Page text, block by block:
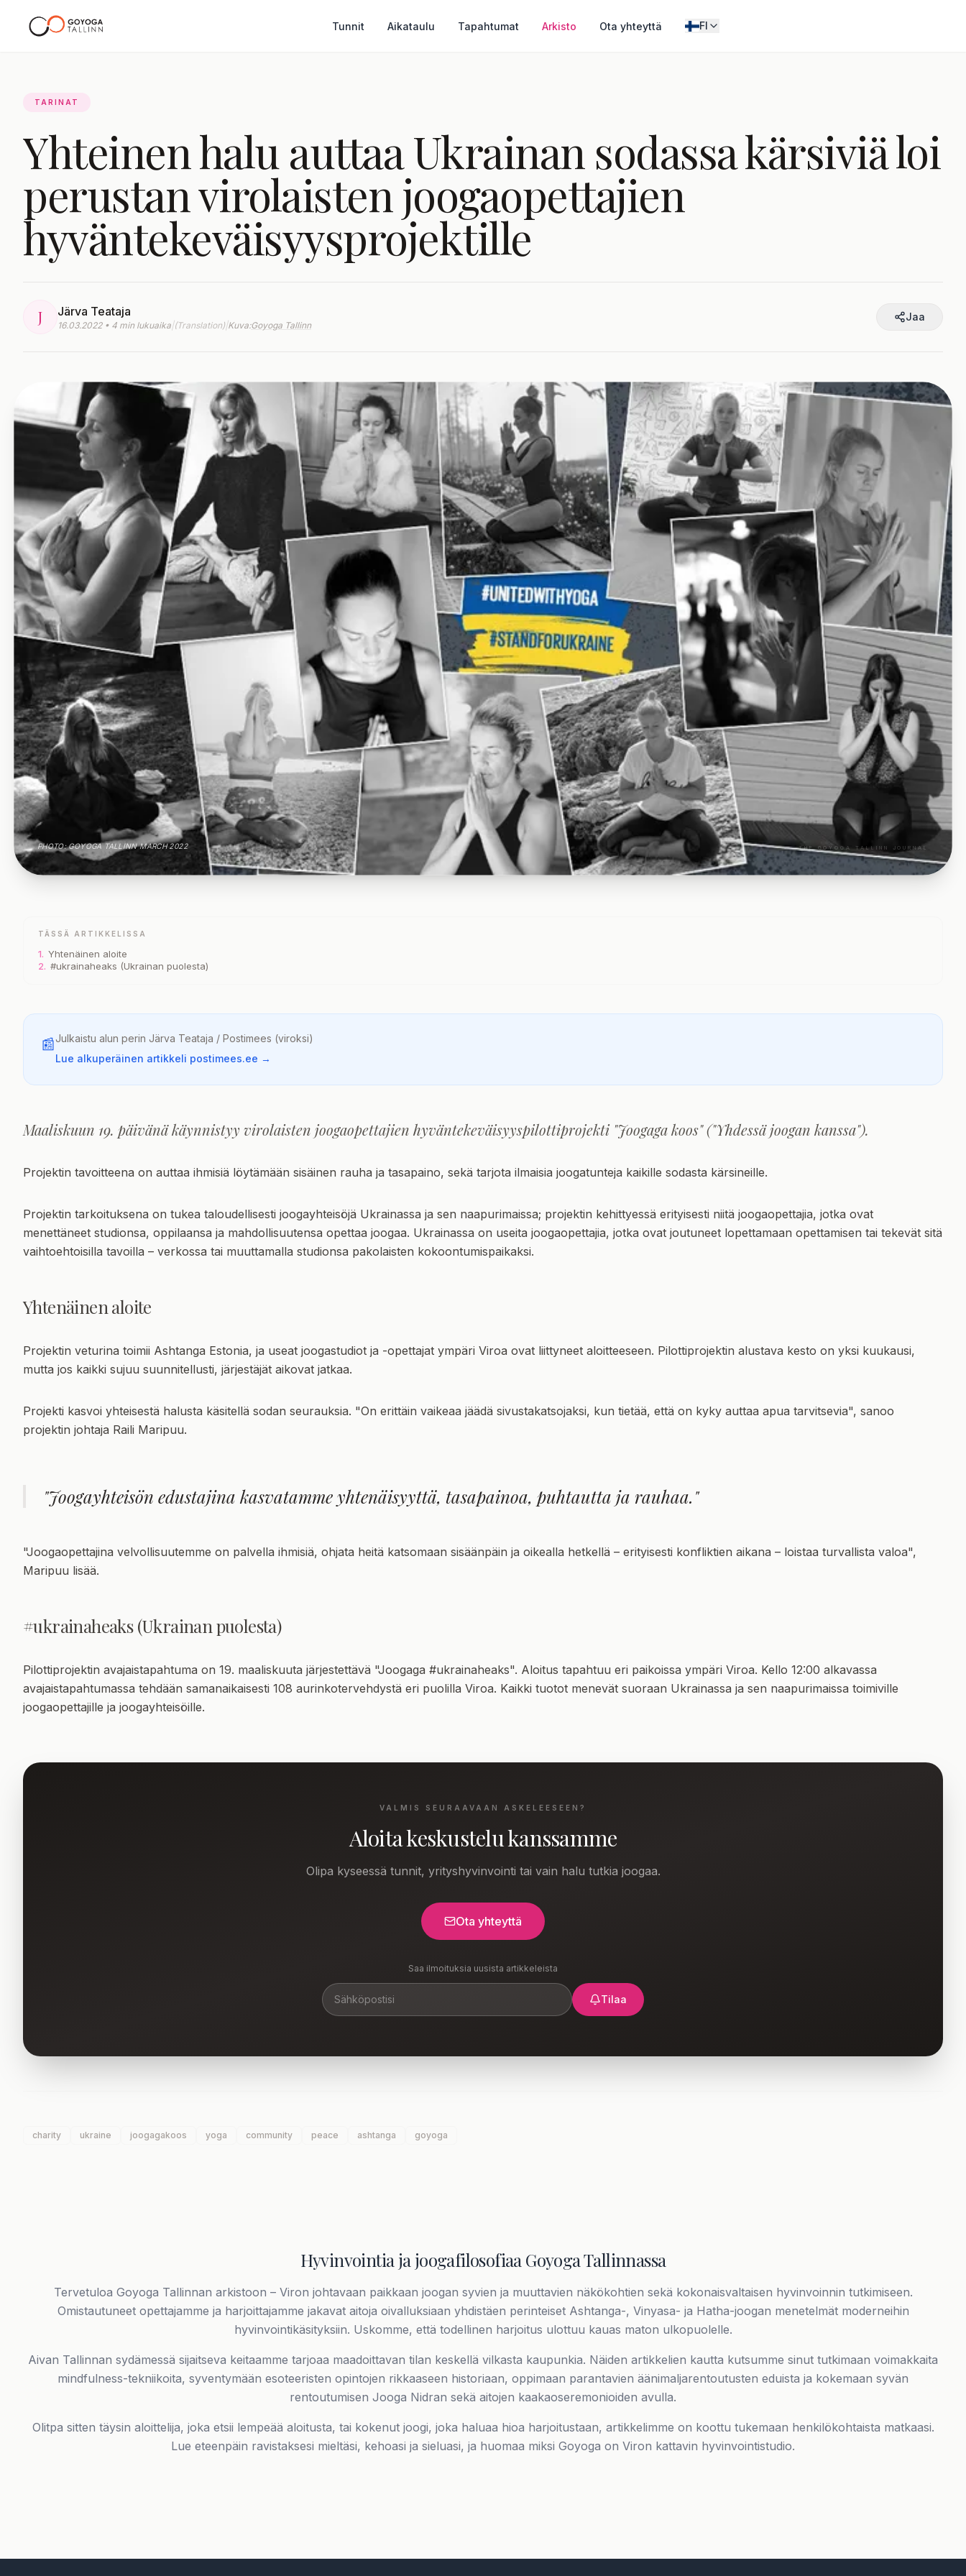
Tunnit Aikataulu Tapahtumat Arkisto Ota yhteyttä FI
ArkistoTARINAT
Yhteinen halu auttaa Ukrainan sodassa kärsiviä loi
perustan virolaisten joogaopettajien
hyväntekeväisyysprojektille
J Järva Teataja
16.03.2022 • 4 min lukuaika|(Translation)|Kuva:Goyoga Tallinn
Jaa
PHOTO: GOYOGA TALLINN MARCH 2022 THE GOYOGA TALLINN JOURNAL
TÄSSÄ ARTIKKELISSA
1. Yhtenäinen aloite
2. #ukrainaheaks (Ukrainan puolesta)
📰Julkaistu alun perin Järva Teataja / Postimees (viroksi)
Lue alkuperäinen artikkeli postimees.ee →
Maaliskuun 19. päivänä käynnistyy virolaisten joogaopettajien hyväntekeväisyyspilottiprojekti "Joogaga koos" ("Yhdessä joogan kanssa").
Projektin tavoitteena on auttaa ihmisiä löytämään sisäinen rauha ja tasapaino, sekä tarjota ilmaisia joogatunteja kaikille sodasta kärsineille.
Projektin tarkoituksena on tukea taloudellisesti joogayhteisöjä Ukrainassa ja sen naapurimaissa; projektin kehittyessä erityisesti niitä joogaopettajia, jotka ovat
menettäneet studionsa, oppilaansa ja mahdollisuutensa opettaa joogaa. Ukrainassa on useita joogaopettajia, jotka ovat joutuneet lopettamaan opettamisen tai tekevät sitä
vaihtoehtoisilla tavoilla – verkossa tai muuttamalla studionsa pakolaisten kokoontumispaikaksi.
Yhtenäinen aloite
Projektin veturina toimii Ashtanga Estonia, ja useat joogastudiot ja -opettajat ympäri Viroa ovat liittyneet aloitteeseen. Pilottiprojektin alustava kesto on yksi kuukausi,
mutta jos kaikki sujuu suunnitellusti, järjestäjät aikovat jatkaa.
Projekti kasvoi yhteisestä halusta käsitellä sodan seurauksia. "On erittäin vaikeaa jäädä sivustakatsojaksi, kun tietää, että on kyky auttaa apua tarvitsevia", sanoo
projektin johtaja Raili Maripuu.
"Joogayhteisön edustajina kasvatamme yhtenäisyyttä, tasapainoa, puhtautta ja rauhaa."
"Joogaopettajina velvollisuutemme on palvella ihmisiä, ohjata heitä katsomaan sisäänpäin ja oikealla hetkellä – erityisesti konfliktien aikana – loistaa turvallista valoa",
Maripuu lisää.
#ukrainaheaks (Ukrainan puolesta)
Pilottiprojektin avajaistapahtuma on 19. maaliskuuta järjestettävä "Joogaga #ukrainaheaks". Aloitus tapahtuu eri paikoissa ympäri Viroa. Kello 12:00 alkavassa
avajaistapahtumassa tehdään samanaikaisesti 108 aurinkotervehdystä eri puolilla Viroa. Kaikki tuotot menevät suoraan Ukrainassa ja sen naapurimaissa toimiville
joogaopettajille ja joogayhteisöille.
VALMIS SEURAAVAAN ASKELEESEEN?
Aloita keskustelu kanssamme
Olipa kyseessä tunnit, yrityshyvinvointi tai vain halu tutkia joogaa.
Ota yhteyttä
Saa ilmoituksia uusista artikkeleista
Tilaa
charity ukraine joogagakoos yoga community peace ashtanga goyoga
Hyvinvointia ja joogafilosofiaa Goyoga Tallinnassa
Tervetuloa Goyoga Tallinnan arkistoon – Viron johtavaan paikkaan joogan syvien ja muuttavien näkökohtien sekä kokonaisvaltaisen hyvinvoinnin tutkimiseen.
Omistautuneet opettajamme ja harjoittajamme jakavat aitoja oivalluksiaan yhdistäen perinteiset Ashtanga-, Vinyasa- ja Hatha-joogan menetelmät moderneihin
hyvinvointikäsityksiin. Uskomme, että todellinen harjoitus ulottuu kauas maton ulkopuolelle.
Aivan Tallinnan sydämessä sijaitseva keitaamme tarjoaa maadoittavan tilan keskellä vilkasta kaupunkia. Näiden artikkelien kautta kutsumme sinut tutkimaan voimakkaita
mindfulness-tekniikoita, syventymään esoteeristen opintojen rikkaaseen historiaan, oppimaan parantavien äänimaljarentoutusten eduista ja kokemaan syvän
rentoutumisen Jooga Nidran sekä aitojen kaakaoseremonioiden avulla.
Olitpa sitten täysin aloittelija, joka etsii lempeää aloitusta, tai kokenut joogi, joka haluaa hioa harjoitustaan, artikkelimme on koottu tukemaan henkilökohtaista matkaasi.
Lue eteenpäin ravistaksesi mieltäsi, kehoasi ja sieluasi, ja huomaa miksi Goyoga on Viron kattavin hyvinvointistudio.